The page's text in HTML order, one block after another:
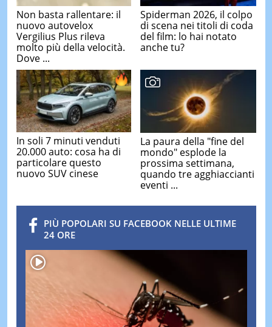
Non basta rallentare: il
nuovo autovelox
Vergilius Plus rileva
molto più della velocità.
Dove ...
Spiderman 2026, il colpo
di scena nei titoli di coda
del film: lo hai notato
anche tu?
In soli 7 minuti venduti
20.000 auto: cosa ha di
particolare questo
nuovo SUV cinese
La paura della "fine del
mondo" esplode la
prossima settimana,
quando tre agghiaccianti
eventi ...
PIÙ POPOLARI SU FACEBOOK NELLE ULTIME
24 ORE